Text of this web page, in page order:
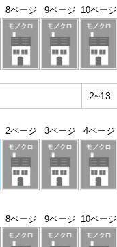
8ページ 9ページ 10ページ
2~13
2ページ 3ページ 4ページ
8ページ 9ページ 10ページ